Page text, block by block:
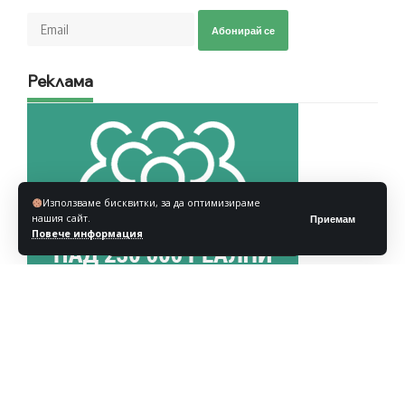
Използваме бисквитки, за да оптимизираме
нашия сайт.
Повече информация
Приемам
Абонирай се
Реклама